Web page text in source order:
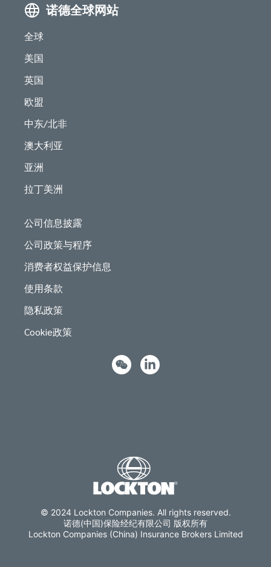
诺德全球网站
全球
美国
英国
欧盟
中东/北非
澳大利亚
亚洲
拉丁美洲
公司信息披露
公司政策与程序
消费者权益保护信息
使用条款
隐私政策
Cookie政策
© 2024 Lockton Companies. All rights reserved.
诺德(中国)保险经纪有限公司 版权所有
Lockton Companies (China) Insurance Brokers Limited